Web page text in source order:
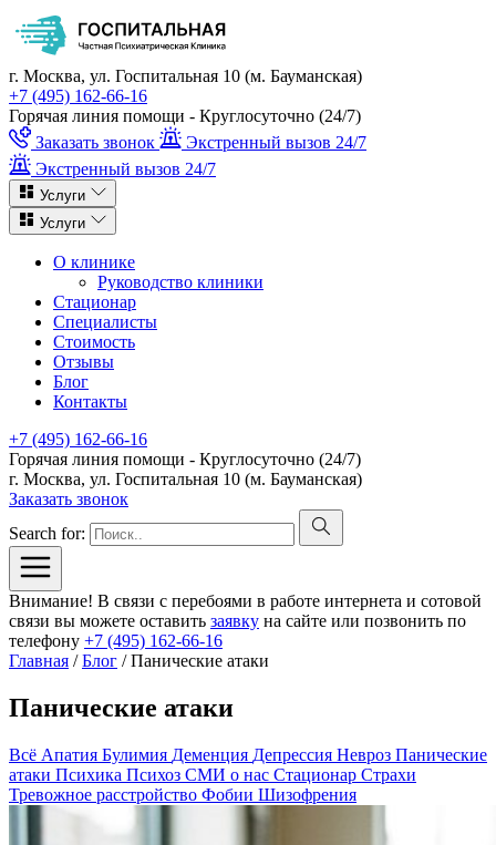
г. Москва, ул. Госпитальная 10 (м. Бауманская)
+7 (495) 162-66-16
Горячая линия помощи - Круглосуточно (24/7)
Заказать звонок
Экстренный вызов 24/7
Экстренный вызов 24/7
Услуги
Услуги
О клинике
Руководство клиники
Стационар
Специалисты
Стоимость
Отзывы
Блог
Контакты
+7 (495) 162-66-16
Горячая линия помощи - Круглосуточно (24/7)
г. Москва, ул. Госпитальная 10 (м. Бауманская)
Заказать звонок
Search for:
Внимание! В связи с перебоями в работе интернета и сотовой
связи вы можете оставить заявку на сайте или позвонить по
телефону +7 (495) 162-66-16
Главная /Блог /Панические атаки
Панические атаки
Всё Апатия Булимия Деменция Депрессия Невроз Панические
атаки Психика Психоз СМИ о нас Стационар Страхи
Тревожное расстройство Фобии Шизофрения